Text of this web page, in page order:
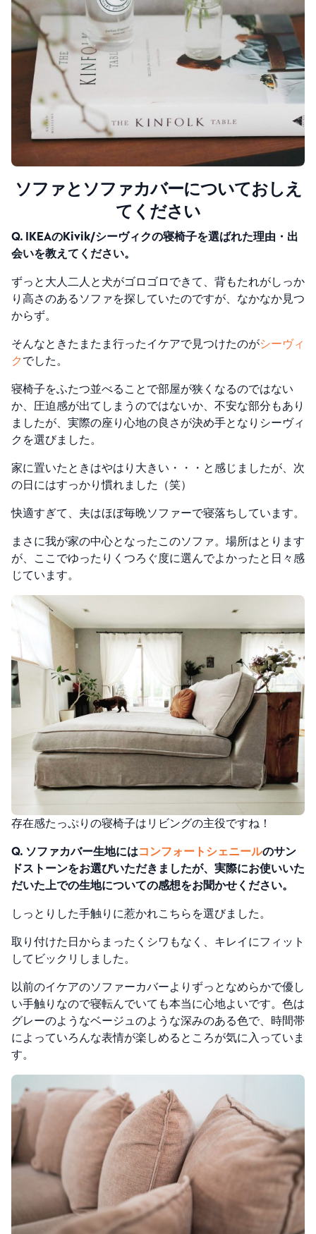
ソファとソファカバーについておしえ
てください
Q. IKEAのKivik/シーヴィクの寝椅子を選ばれた理由・出
会いを教えてください。
ずっと大人二人と犬がゴロゴロできて、背もたれがしっか
り高さのあるソファを探していたのですが、なかなか見つ
からず。
そんなときたまたま行ったイケアで見つけたのがシーヴィ
ク でした。
寝椅子をふたつ並べることで部屋が狭くなるのではない
か、圧迫感が出てしまうのではないか、不安な部分もあり
ましたが、実際の座り心地の良さが決め手となりシーヴィ
クを選びました。
家に置いたときはやはり大きい・・・と感じましたが、次
の日にはすっかり慣れました（笑）
快適すぎて、夫はほぼ毎晩ソファーで寝落ちしています。
まさに我が家の中心となったこのソファ。場所はとります
が、ここでゆったりくつろぐ度に選んでよかったと日々感
じています。
存在感たっぷりの寝椅子はリビングの主役ですね！
Q. ソファカバー生地にはコンフォートシェニールのサン
ドストーンをお選びいただきましたが、実際にお使いいた
だいた上での生地についての感想をお聞かせください。
しっとりした手触りに惹かれこちらを選びました。
取り付けた日からまったくシワもなく、キレイにフィット
してビックリしました。
以前のイケアのソファーカバーよりずっとなめらかで優し
い手触りなので寝転んでいても本当に心地よいです。色は
グレーのようなベージュのような深みのある色で、時間帯
によっていろんな表情が楽しめるところが気に入っていま
す。